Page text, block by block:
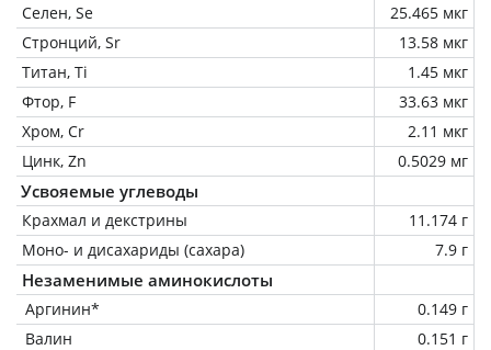
Селен, Se
25.465 мкг
Стронций, Sr
13.58 мкг
Титан, Ti
1.45 мкг
Фтор, F
33.63 мкг
Хром, Cr
2.11 мкг
Цинк, Zn
0.5029 мг
Усвояемые углеводы
Крахмал и декстрины
11.174 г
Моно- и дисахариды (сахара)
7.9 г
Незаменимые аминокислоты
Аргинин*
0.149 г
Валин
0.151 г